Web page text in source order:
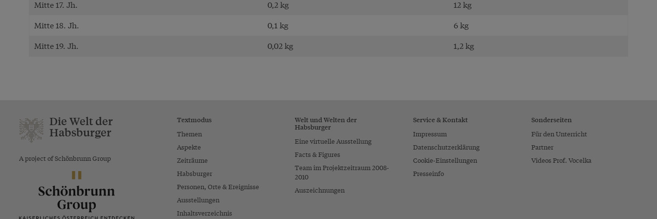
Mitte 17. Jh.
0,2 kg
12 kg
Mitte 18. Jh.
0,1 kg
6 kg
Mitte 19. Jh.
0,02 kg 1,2 kg
Die Welt der
Habsburger
A project of Schönbrunn Group
Textmodus
Themen
Aspekte
Zeiträume
Habsburger
Personen, Orte & Ereignisse
Ausstellungen
Inhaltsverzeichnis
Welt und Welten der
Habsburger
Eine virtuelle Ausstellung
Facts & Figures
Team im Projektzeitraum 2008-
2010
Auszeichnungen
Service & Kontakt
Impressum
Datenschutzerklärung
Cookie-Einstellungen
Presseinfo
Sonderseiten
Für den Unterricht
Partner
Videos Prof. Vocelka